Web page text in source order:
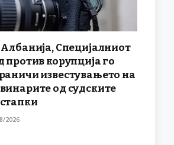
Специјалниот
против корупција го
известувањето на
од судските
2026